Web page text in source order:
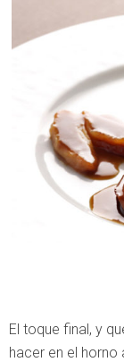
El toque final, y
hacer en el